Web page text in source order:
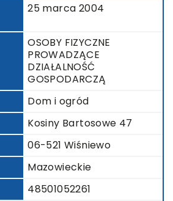
25 marca 2004
OSOBY FIZYCZNE
PROWADZĄCE
DZIAŁALNOŚĆ
GOSPODARCZĄ
Dom i ogród
Kosiny Bartosowe 47
06-521 Wiśniewo
Mazowieckie
48501052261